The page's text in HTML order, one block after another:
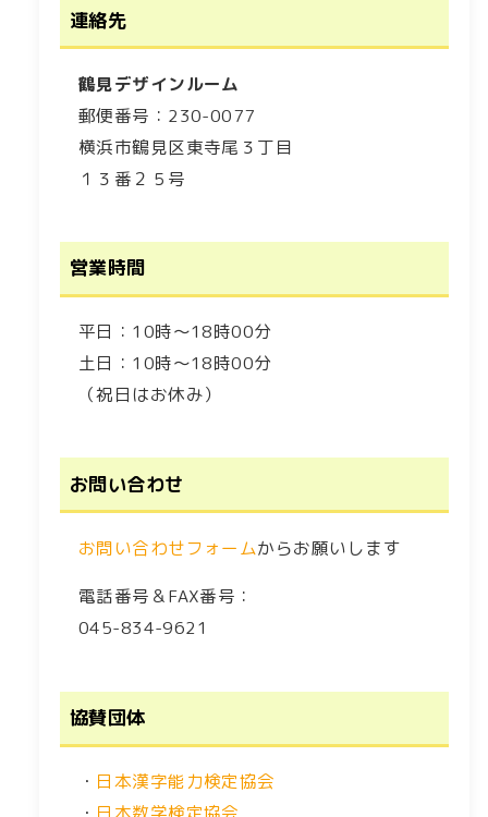
連絡先
鶴見デザインルーム
郵便番号：230-0077
横浜市鶴見区東寺尾３丁目
１３番２５号
営業時間
平日：10時～18時00分
土日：10時～18時00分
（祝日はお休み）
お問い合わせ
お問い合わせフォームからお願いします
電話番号＆FAX番号：
045-834-9621
協賛団体
・ 日本漢字能力検定協会